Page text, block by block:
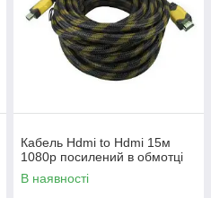
Кабель Hdmi to Hdmi 15м
1080p посилений в обмотці
В наявності